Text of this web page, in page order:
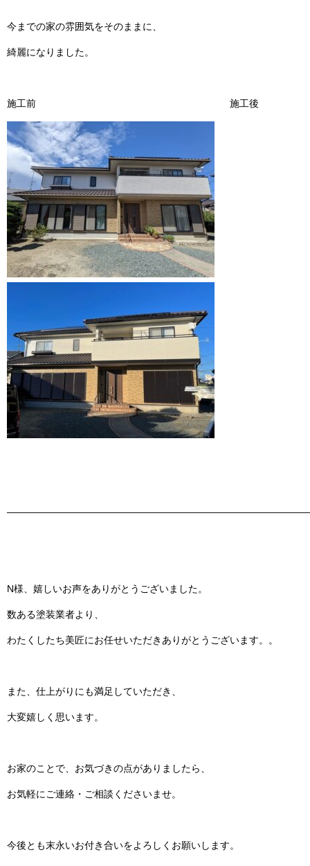
今までの家の雰囲気をそのままに、
綺麗になりました。
施工前 施工後
N様、嬉しいお声をありがとうございました。
数ある塗装業者より、
わたくしたち美匠にお任せいただきありがとうございます。。
また、仕上がりにも満足していただき、
大変嬉しく思います。
お家のことで、お気づきの点がありましたら、
お気軽にご連絡・ご相談くださいませ。
今後とも末永いお付き合いをよろしくお願いします。